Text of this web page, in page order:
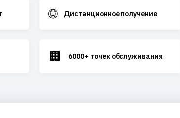
🌐 Дистанционное получение
🏢 6000+ точек обслуживания